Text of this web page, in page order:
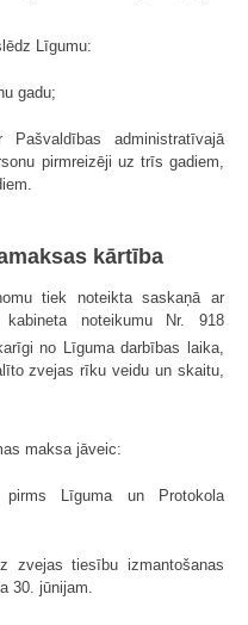
Līgumu:
gadu;
administratīvajā
pirmreizēji uz trīs gadiem,
kārtība
tiek noteikta saskaņā ar
noteikumu Nr. 918
no Līguma darbības laika,
zvejas rīku veidu un skaitu,
maksa jāveic:
Līguma un Protokola
zvejas tiesību izmantošanas
30. jūnijam.